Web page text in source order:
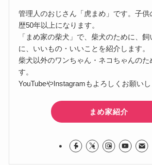
管理人のおじさん「虎まめ」です。子供
歴50年以上になります。
「まめ家の柴犬」で、柴犬のために、
に、いいもの・いいことを紹介します。
柴犬以外のワンちゃん・ネコちゃんのた
す。
YouTubeやInstagramもよろしくお願いし
まめ家紹介